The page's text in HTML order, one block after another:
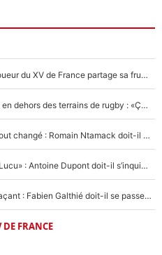
Mis de côté par Fabien Galthié, un joueur du XV de France partage sa frustration : «ils ne me l’ont pas dit tout de suite»
La raison d'être de Matthieu Jalibert en dehors des terrains de rugby : «Ça m'atteint autant que si tu touches à un membre de ma famille»
XV de France - Matthieu Jalibert a tout changé : Romain Ntamack doit-il s’inquiéter pour sa place à un an de la Coupe du monde ?
«Le XV de France est meilleur avec Lucu» : Antoine Dupont doit-il s’inquiéter pour sa place ?
Le XV de France a trouvé son remplaçant : Fabien Galthié doit-il se passer d'Antoine Dupont ?
DE FRANCE